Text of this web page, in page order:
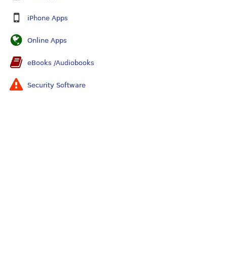
iPhone Apps
Online Apps
eBooks /Audiobooks
Security Software